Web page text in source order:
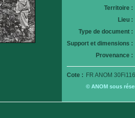
Territoire :
Lieu :
Type de document :
Support et dimensions :
Provenance :
Cote : FR ANOM
© ANOM sous